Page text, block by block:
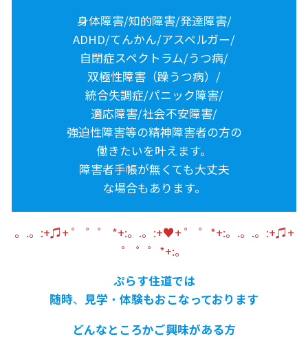
身体障害/知的障害/発達障害/
ADHD/てんかん/アスペルガー/
自閉症スペクトラム/うつ病/
双極性障害（躁うつ病）/
統合失調症/パニック障害/
適応障害/社会不安障害/
強迫性障害等の精神障害者の方の
働きたいを叶えます。
障害者手帳が無くても大丈夫
な場合もあります。
。.。:+♫+ ゜ ゜゜ *+:。.。:+♥+ ゜ ゜*+:。.。.。:+♫+
゜ ゜゜*+:。
ぷらす住道では
随時、 見学 ・ 体験もおこなっております
どんなところかご興味がある方